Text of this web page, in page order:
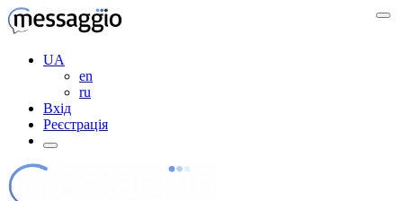
UA
en
ru
Вхід
Реєстрація